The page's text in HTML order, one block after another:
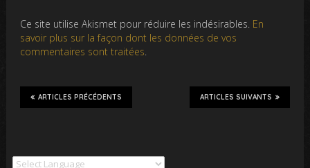
Ce site utilise Akismet pour réduire les indésirables. En
savoir plus sur la façon dont les données de vos
commentaires sont traitées.
ARTICLES SUIVANTS
ARTICLES PRÉCÉDENTS